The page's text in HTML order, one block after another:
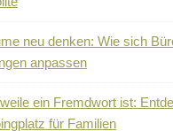
neu denken: Wie sich
anpassen
ein Fremdwort ist:
für Familien